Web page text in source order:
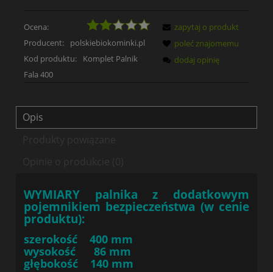
Ocena:
Producent:
polskiebiokominki.pl
Kod produktu:
Komplet Palnik
Fala 400
zapytaj o produkt
poleć znajomemu
dodaj opinię
Opis
Produkty powiązane
Opinie o produkcie (0)
WYMIARY palnika z dodatkowym
pojemnikiem bezpieczeństwa (w cenie
produktu):
szerokość 400 mm
wysokość 86 mm
głębokość 140 mm